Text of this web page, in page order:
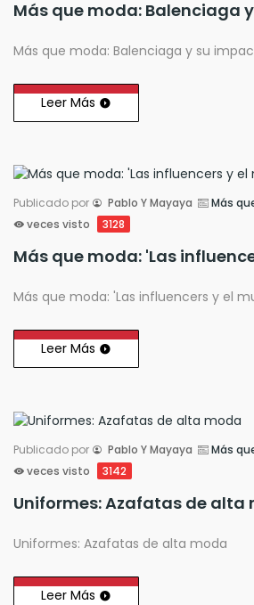
Más que moda: Balenciaga y su
Leer Más
Publicado por Pablo Y Mayaya
Más
veces visto
3128
Más que moda: 'Las influencers y el
Leer Más
Publicado por Pablo Y Mayaya
Más
veces visto
3142
Uniformes: Azafatas de alta
Uniformes: Azafatas de alta moda
Leer Más